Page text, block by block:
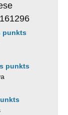
punkts
punkts